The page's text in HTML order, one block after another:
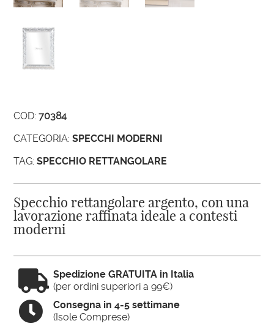
COD:70384
CATEGORIA:SPECCHI MODERNI
TAG:SPECCHIO RETTANGOLARE
Specchio rettangolare argento, con una
lavorazione raffinata ideale a contesti
moderni
 Spedizione GRATUITA in Italia
(per ordini superiori a 99€)

Consegna in 4-5 settimane
(Isole Comprese)